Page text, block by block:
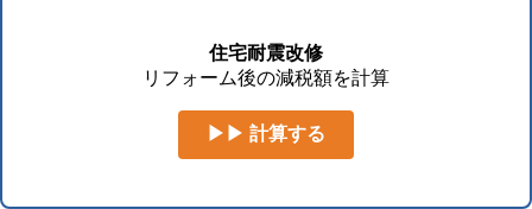
住宅耐震改修
リフォーム後の減税額を計算
▶▶ 計算する